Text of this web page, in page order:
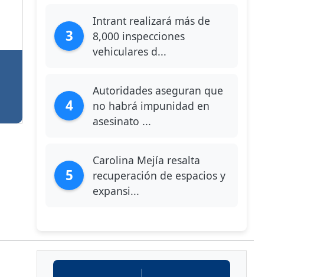
3
Intrant realizará más de
8,000 inspecciones
vehiculares d...
4
Autoridades aseguran que
no habrá impunidad en
asesinato ...
5
Carolina Mejía resalta
recuperación de espacios y
expansi...